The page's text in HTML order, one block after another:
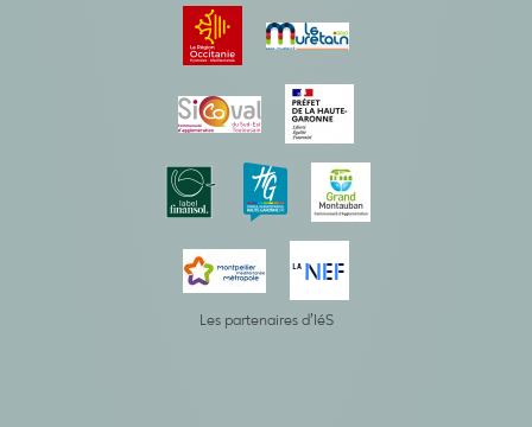
Les partenaires d’IéS